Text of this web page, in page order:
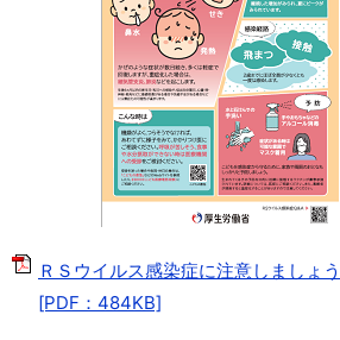
ＲＳウイルス感染症に注意しましょ
[PDF：484KB]